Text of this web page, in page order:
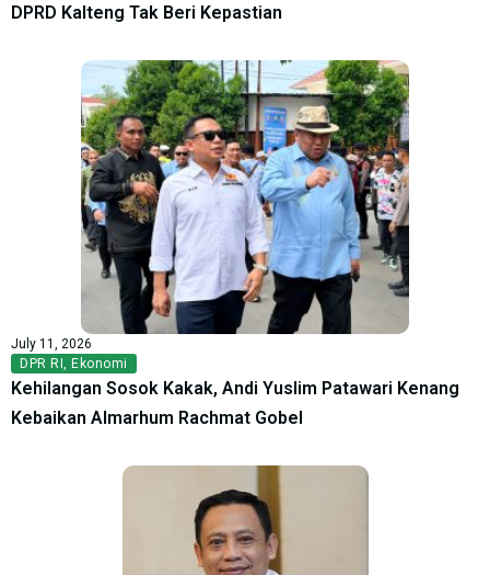
DPRD Kalteng Tak Beri Kepastian
July 11, 2026
DPR RI , Ekonomi
Kehilangan Sosok Kakak, Andi Yuslim Patawari Kenang
Kebaikan Almarhum Rachmat Gobel